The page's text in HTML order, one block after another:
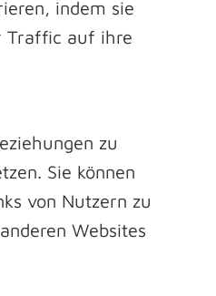
indem sie
Traffic auf ihre
zu
Sie können
von Nutzern zu
Websites